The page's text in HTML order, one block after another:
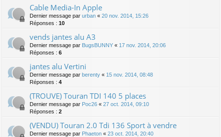
Cable Media-In Apple
Dernier message par urban « 20 nov. 2014, 15:26
Réponses : 10
vends jantes alu A3
Dernier message par BugsBUNNY « 17 nov. 2014, 20:06
Réponses : 6
jantes alu Vertini
Dernier message par berenty « 15 nov. 2014, 08:48
Réponses : 4
(TROUVE) Touran TDI 140 5 places
Dernier message par Poc26 « 27 oct. 2014, 09:10
Réponses : 2
(VENDU) Touran 2.0 Tdi 136 Sport à vendre
Dernier message par Phaeton « 23 oct. 2014, 20:40